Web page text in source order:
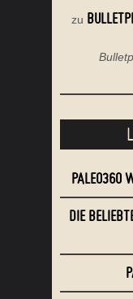
zu
PALEO360
DIE